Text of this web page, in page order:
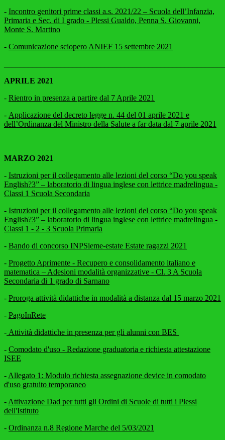
- Incontro genitori prime classi a.s. 2021/22 – Scuola dell’Infanzia,
Primaria e Sec. di I grado - Plessi Gualdo, Penna S. Giovanni,
Monte S. Martino
- Comunicazione sciopero ANIEF 15 settembre 2021
APRILE 2021
- Rientro in presenza a partire dal 7 Aprile 2021
- Applicazione del decreto legge n. 44 del 01 aprile 2021 e
dell’Ordinanza del Ministro della Salute a far data dal 7 aprile 2021
MARZO 2021
- Istruzioni per il collegamento alle lezioni del corso “Do you speak
English?3” – laboratorio di lingua inglese con lettrice madrelingua -
Classi 1 Scuola Secondaria
- Istruzioni per il collegamento alle lezioni del corso “Do you speak
English?3” – laboratorio di lingua inglese con lettrice madrelingua -
Classi 1 - 2 - 3 Scuola Primaria
- Bando di concorso INPSieme-estate Estate ragazzi 2021
- Progetto Aprimente - Recupero e consolidamento italiano e
matematica – Adesioni modalità organizzative - Cl. 3 A Scuola
Secondaria di 1 grado di Sarnano
- Proroga attività didattiche in modalità a distanza dal 15 marzo 2021
- PagoInRete
- Attività didattiche in presenza per gli alunni con BES
- Comodato d'uso - Redazione graduatoria e richiesta attestazione
ISEE
- Allegato 1: Modulo richiesta assegnazione device in comodato
d'uso gratuito temporaneo
- Attivazione Dad per tutti gli Ordini di Scuole di tutti i Plessi
dell'Istituto
- Ordinanza n.8 Regione Marche del 5/03/2021